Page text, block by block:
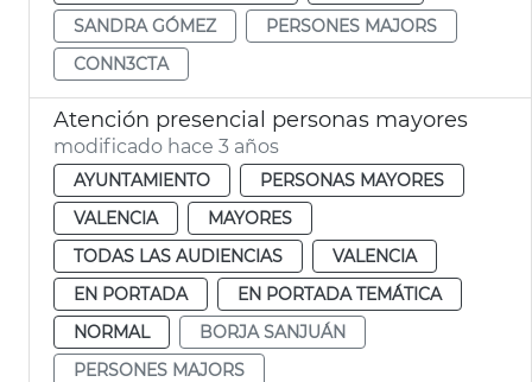
SANDRA GÓMEZ
PERSONES MAJORS
CONN3CTA
Atención presencial personas mayores
modificado hace 3 años
AYUNTAMIENTO
PERSONAS MAYORES
VALENCIA
MAYORES
TODAS LAS AUDIENCIAS
VALENCIA
EN PORTADA
EN PORTADA TEMÁTICA
NORMAL
BORJA SANJUÁN
PERSONES MAJORS